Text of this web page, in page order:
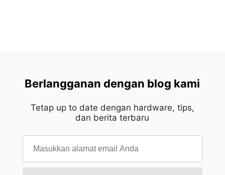
Berlangganan dengan blog kami
Tetap up to date dengan hardware, tips,
dan berita terbaru